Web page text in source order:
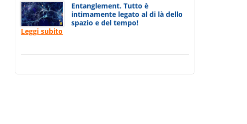
Entanglement. Tutto è
intimamente legato al di là dello
spazio e del tempo!
Leggi subito